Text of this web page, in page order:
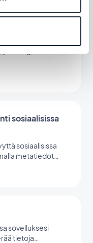
Console
sosiaalisissa
sosiaalisissa
metatiedot
sovelluksesi
tietoja